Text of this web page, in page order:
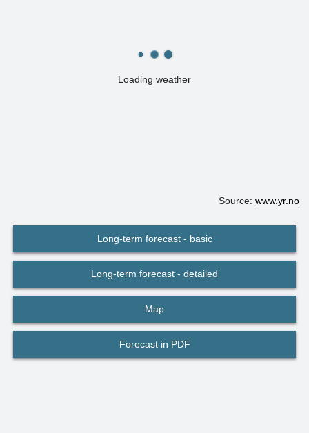
Loading weather
Source: www.yr.no
Long-term forecast - basic
Long-term forecast - detailed
Map
Forecast in PDF